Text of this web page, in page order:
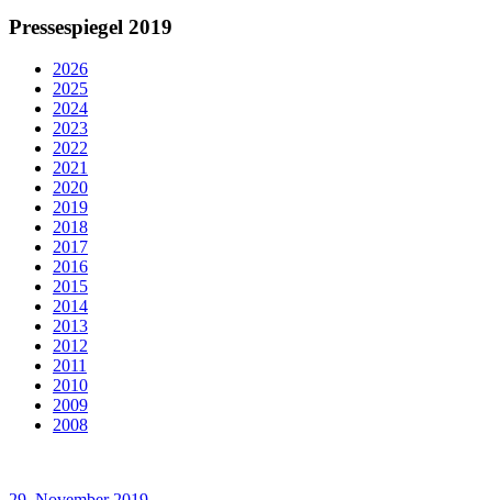
Pressespiegel 2019
2026
2025
2024
2023
2022
2021
2020
2019
2018
2017
2016
2015
2014
2013
2012
2011
2010
2009
2008